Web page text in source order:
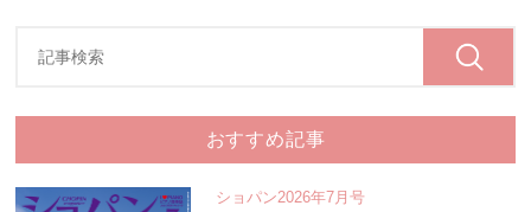
おすすめ記事
ショパン2026年7月号